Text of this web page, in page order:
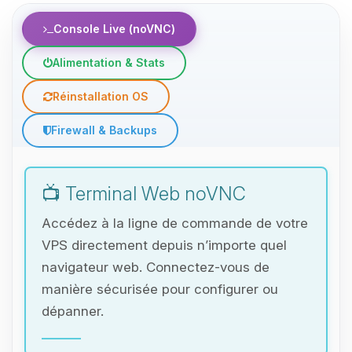
Console Live (noVNC)
Alimentation & Stats
Réinstallation OS
Firewall & Backups
📺 Terminal Web noVNC
Accédez à la ligne de commande de votre
VPS directement depuis n’importe quel
navigateur web. Connectez-vous de
manière sécurisée pour configurer ou
dépanner.